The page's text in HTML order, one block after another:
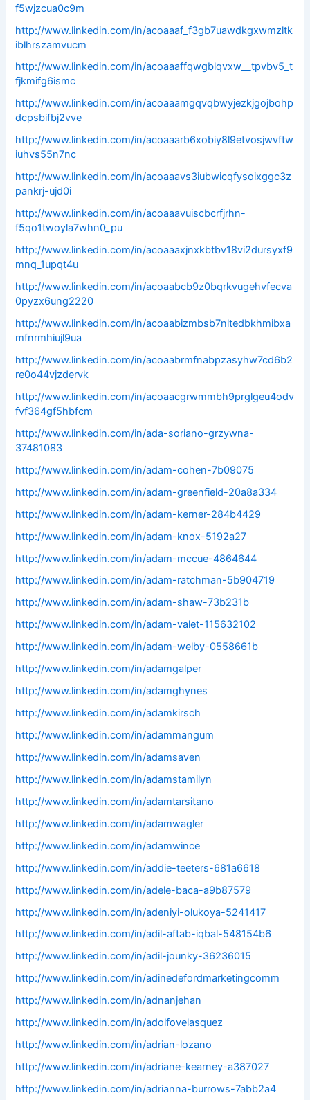
f5wjzcua0c9m
http://www.linkedin.com/in/acoaaaf_f3gb7uawdkgxwmzltk
iblhrszamvucm
http://www.linkedin.com/in/acoaaaffqwgblqvxw__tpvbv5_t
fjkmifg6ismc
http://www.linkedin.com/in/acoaaamgqvqbwyjezkjgojbohp
dcpsbifbj2vve
http://www.linkedin.com/in/acoaaarb6xobiy8l9etvosjwvftw
iuhvs55n7nc
http://www.linkedin.com/in/acoaaavs3iubwicqfysoixggc3z
pankrj-ujd0i
http://www.linkedin.com/in/acoaaavuiscbcrfjrhn-
f5qo1twoyla7whn0_pu
http://www.linkedin.com/in/acoaaaxjnxkbtbv18vi2dursyxf9
mnq_1upqt4u
http://www.linkedin.com/in/acoaabcb9z0bqrkvugehvfecva
0pyzx6ung2220
http://www.linkedin.com/in/acoaabizmbsb7nltedbkhmibxa
mfnrmhiujl9ua
http://www.linkedin.com/in/acoaabrmfnabpzasyhw7cd6b2
re0o44vjzdervk
http://www.linkedin.com/in/acoaacgrwmmbh9prglgeu4odv
fvf364gf5hbfcm
http://www.linkedin.com/in/ada-soriano-grzywna-
37481083
http://www.linkedin.com/in/adam-cohen-7b09075
http://www.linkedin.com/in/adam-greenfield-20a8a334
http://www.linkedin.com/in/adam-kerner-284b4429
http://www.linkedin.com/in/adam-knox-5192a27
http://www.linkedin.com/in/adam-mccue-4864644
http://www.linkedin.com/in/adam-ratchman-5b904719
http://www.linkedin.com/in/adam-shaw-73b231b
http://www.linkedin.com/in/adam-valet-115632102
http://www.linkedin.com/in/adam-welby-0558661b
http://www.linkedin.com/in/adamgalper
http://www.linkedin.com/in/adamghynes
http://www.linkedin.com/in/adamkirsch
http://www.linkedin.com/in/adammangum
http://www.linkedin.com/in/adamsaven
http://www.linkedin.com/in/adamstamilyn
http://www.linkedin.com/in/adamtarsitano
http://www.linkedin.com/in/adamwagler
http://www.linkedin.com/in/adamwince
http://www.linkedin.com/in/addie-teeters-681a6618
http://www.linkedin.com/in/adele-baca-a9b87579
http://www.linkedin.com/in/adeniyi-olukoya-5241417
http://www.linkedin.com/in/adil-aftab-iqbal-548154b6
http://www.linkedin.com/in/adil-jounky-36236015
http://www.linkedin.com/in/adinedefordmarketingcomm
http://www.linkedin.com/in/adnanjehan
http://www.linkedin.com/in/adolfovelasquez
http://www.linkedin.com/in/adrian-lozano
http://www.linkedin.com/in/adriane-kearney-a387027
http://www.linkedin.com/in/adrianna-burrows-7abb2a4